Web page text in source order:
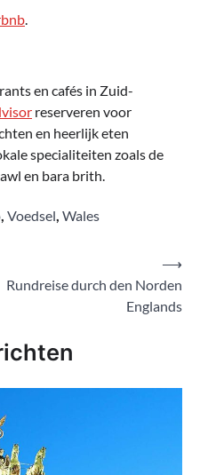
en cafés in Zuid-
reserveren voor
en heerlijk eten
specialiteiten zoals de
en bara brith.
Voedsel Wales
Rundreise durch den Norden
Englands
⟶